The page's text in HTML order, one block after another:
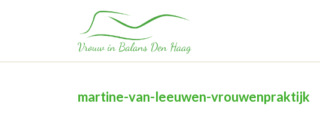
martine-van-leeuwen-vrouwenpraktijk